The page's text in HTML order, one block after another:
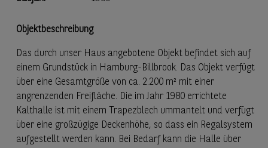
Objektbeschreibung
Das durch unser Haus angebotene Objekt befindet sich auf
einem Grundstück in Hamburg-Billbrook. Das Objekt verfügt
über eine Gesamtgröße von ca. 2.200 m² mit einer
angrenzenden Freifläche. Die im Jahr 1980 errichtete
Kalthalle ist mit einem Trapezblech ummantelt und verfügt
über eine großzügige Deckenhöhe, so dass ein Regalsystem
aufgestellt werden kann. Bei Bedarf kann die Halle über